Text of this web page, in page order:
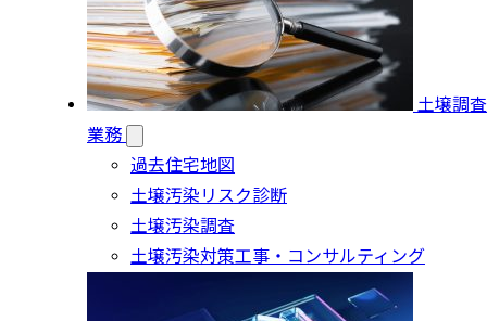
土壌調査
業務
過去住宅地図
土壌汚染リスク診断
土壌汚染調査
土壌汚染対策工事・コンサルティング